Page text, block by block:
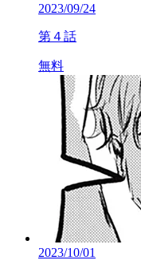
2023/09/24
第４話
無料
2023/10/01